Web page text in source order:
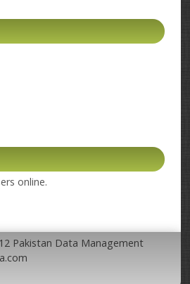
online.
Pakistan Data Management